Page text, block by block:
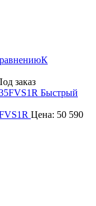
К
заказ
Быстрый
Цена: 50 590